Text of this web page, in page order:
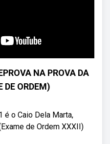
NA PROVA DA
DE ORDEM)
é o Caio Dela Marta,
de Ordem XXXII)